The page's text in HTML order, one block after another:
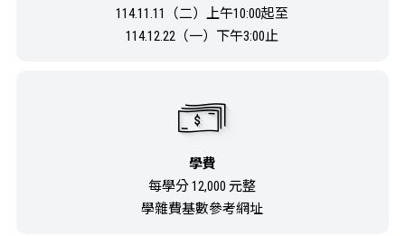
114.11.11（二）上午10:00起至
114.12.22（一）下午3:00止
學費
每學分 12,000 元整
學雜費基數參考網址